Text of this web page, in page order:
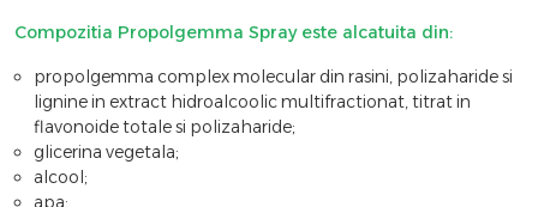
Compozitia Propolgemma Spray este alcatuita din:
propolgemma complex molecular din rasini, polizaharide si
lignine in extract hidroalcoolic multifractionat, titrat in
flavonoide totale si polizaharide;
glicerina vegetala;
alcool;
apa;